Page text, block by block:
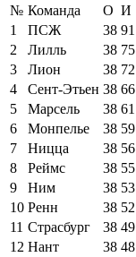
№ Команда О И
1
ПСЖ 38 91
2
Лилль 38 75
3
Лион 38 72
4
Сент-Этьен 38 66
5
Марсель 38 61
6
Монпелье 38 59
7
Ницца 38 56
8
Реймс 38 55
9
Ним 38 53
10 Ренн 38 52
11 Страсбург 38 49
12 Нант 38 48